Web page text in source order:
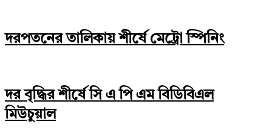
দরপতনের তালিকায় শীর্ষে মেট্রো স্পিনিং
দর বৃদ্ধির শীর্ষে সি এ পি এম বিডিবিএল
মিউচুয়াল